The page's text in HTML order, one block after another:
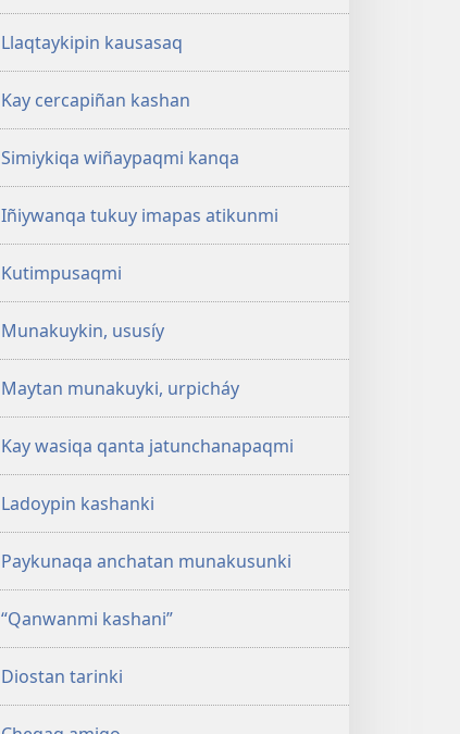
Llaqtaykipin kausasaq
Kay cercapiñan kashan
Simiykiqa wiñaypaqmi kanqa
Iñiywanqa tukuy imapas atikunmi
Kutimpusaqmi
Munakuykin, ususíy
Maytan munakuyki, urpicháy
Kay wasiqa qanta jatunchanapaqmi
Ladoypin kashanki
Paykunaqa anchatan munakusunki
“Qanwanmi kashani”
Diostan tarinki